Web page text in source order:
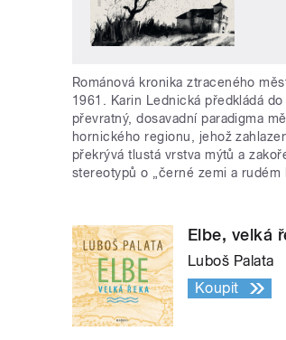
Románová kronika ztraceného
1961. Karin Lednická předkládá
převratný, dosavadní paradigma
hornického regionu, jehož
překrývá tlustá vrstva mýtů a
stereotypů o „černé zemi a rudém
Elbe, velká
Luboš Palata
Koupit